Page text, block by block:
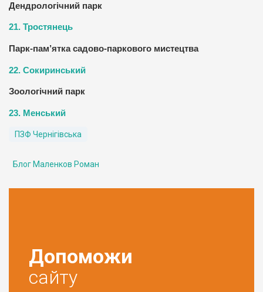
Дендрологічний парк
21. Тростянець
Парк-пам’ятка садово-паркового мистецтва
22. Сокиринський
Зоологічний парк
23. Менський
ПЗФ Чернігівська
Блог Маленков Роман
Допоможи
сайту